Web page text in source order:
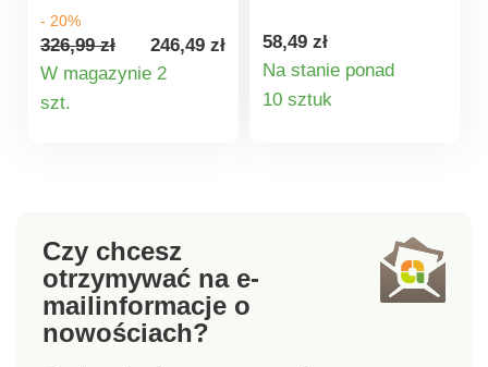
koszy to praktyczny
element wyposażenia
domu, biura, balkonu,
tarasu i ogrodu.
Możesz go
siedzenia w domu lub
na zewnątrz. Kiedy nie
używasz koszy,
wystarczy je złożyć i
schować. Poskładane
- 20%
326,99 zł
246,49 zł
W magazynie 2
szt.
stolik nocny na łóżku
lub sofie oferuje
stabilną powierzchnię i
dwie boczne
58,49 zł
Na stanie ponad
10 sztuk
Czy chcesz
otrzymywać na e-
mailinformacje o
nowościach?